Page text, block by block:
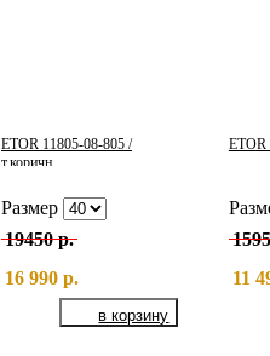
ETOR 11805-08-805 /
т.коричн.
Размер
19450 р.
16 990 р.
ETOR
11